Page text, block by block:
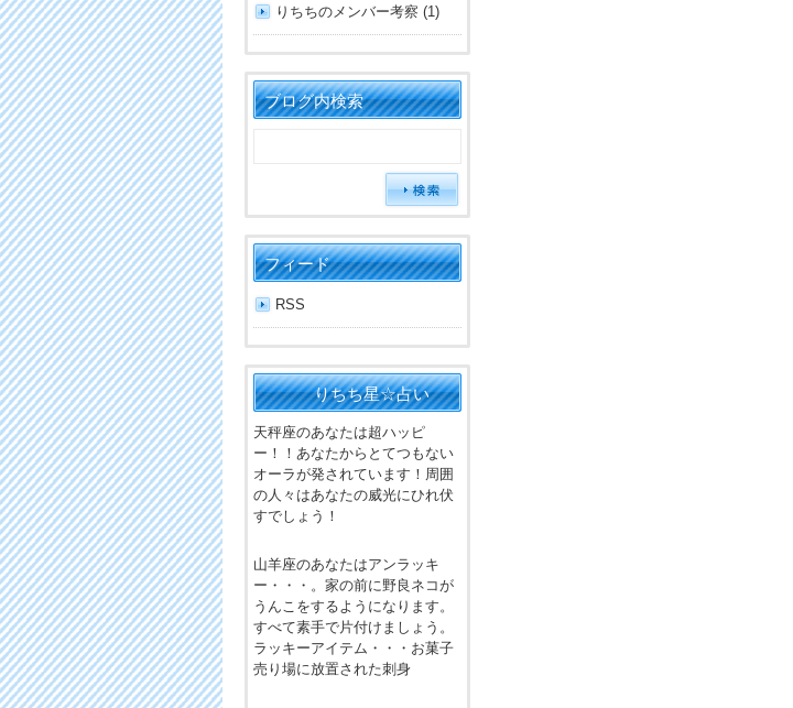
りちちのメンバー考察 (1)
ブログ内検索
フィード
RSS
りちち星☆占い
天秤座のあなたは超ハッピ
ー！！あなたからとてつもない
オーラが発されています！周囲
の人々はあなたの威光にひれ伏
すでしょう！
山羊座のあなたはアンラッキ
ー・・・。家の前に野良ネコが
うんこをするようになります。
すべて素手で片付けましょう。
ラッキーアイテム・・・お菓子
売り場に放置された刺身